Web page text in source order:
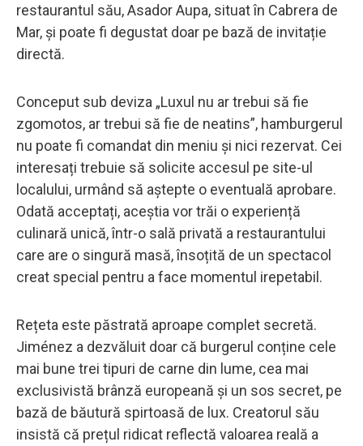
restaurantul său, Asador Aupa, situat în Cabrera de
Mar, și poate fi degustat doar pe bază de invitație
directă.
Conceput sub deviza „Luxul nu ar trebui să fie
zgomotos, ar trebui să fie de neatins”, hamburgerul
nu poate fi comandat din meniu și nici rezervat. Cei
interesați trebuie să solicite accesul pe site-ul
localului, urmând să aștepte o eventuală aprobare.
Odată acceptați, aceștia vor trăi o experiență
culinară unică, într-o sală privată a restaurantului
care are o singură masă, însoțită de un spectacol
creat special pentru a face momentul irepetabil.
Rețeta este păstrată aproape complet secretă.
Jiménez a dezvăluit doar că burgerul conține cele
mai bune trei tipuri de carne din lume, cea mai
exclusivistă brânză europeană și un sos secret, pe
bază de băutură spirtoasă de lux. Creatorul său
insistă că prețul ridicat reflectă valoarea reală a